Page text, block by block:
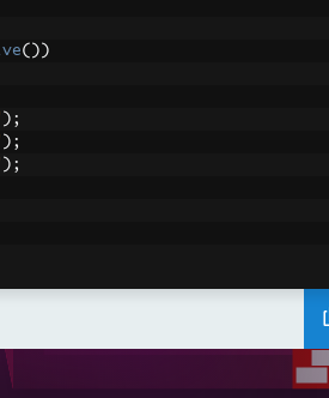
())
);
);
);